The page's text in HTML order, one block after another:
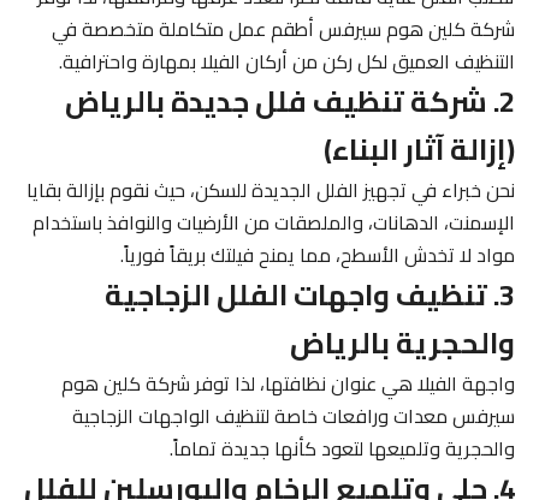
شركة كلين هوم سيرفس أطقم عمل متكاملة متخصصة في
التنظيف العميق لكل ركن من أركان الفيلا بمهارة واحترافية.
2. شركة تنظيف فلل جديدة بالرياض
(إزالة آثار البناء)
نحن خبراء في تجهيز الفلل الجديدة للسكن، حيث نقوم بإزالة بقايا
الإسمنت، الدهانات، والملصقات من الأرضيات والنوافذ باستخدام
مواد لا تخدش الأسطح، مما يمنح فيلتك بريقاً فورياً.
3. تنظيف واجهات الفلل الزجاجية
والحجرية بالرياض
واجهة الفيلا هي عنوان نظافتها، لذا توفر شركة كلين هوم
سيرفس معدات ورافعات خاصة لتنظيف الواجهات الزجاجية
والحجرية وتلميعها لتعود كأنها جديدة تماماً.
4. جلي وتلميع الرخام والبورسلين للفلل